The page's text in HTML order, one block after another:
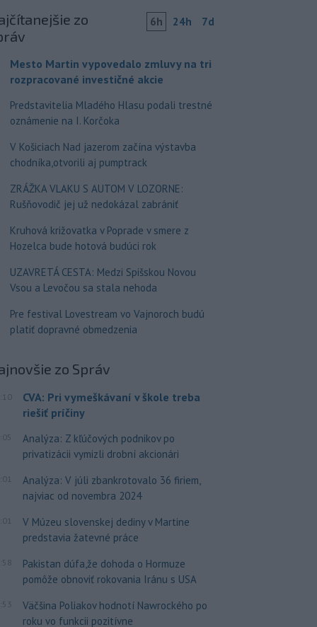
zo
6h 24h 7d
Mesto Martin vypovedalo zmluvy na tri
rozpracované investičné akcie
Predstavitelia Mladého Hlasu podali trestné
oznámenie na I. Korčoka
V Košiciach Nad jazerom začína výstavba
chodníka,otvorili aj pumptrack
ZRÁŽKA VLAKU S AUTOM V LOZORNE:
Rušňovodič jej už nedokázal zabrániť
Kruhová križovatka v Poprade v smere z
Hozelca bude hotová budúci rok
UZAVRETÁ CESTA: Medzi Spišskou Novou
Vsou a Levočou sa stala nehoda
Pre festival Lovestream vo Vajnoroch budú
platiť dopravné obmedzenia
zo Správ
CVA: Pri vymeškávaní v škole treba
riešiť príčiny
Analýza: Z kľúčových podnikov po
privatizácii vymizli drobní akcionári
Analýza: V júli zbankrotovalo 36 firiem,
najviac od novembra 2024
V Múzeu slovenskej dediny v Martine
predstavia žatevné práce
Pakistan dúfa,že dohoda o Hormuze
pomôže obnoviť rokovania Iránu s USA
Väčšina Poliakov hodnotí Nawrockého po
roku vo funkcii pozitívne